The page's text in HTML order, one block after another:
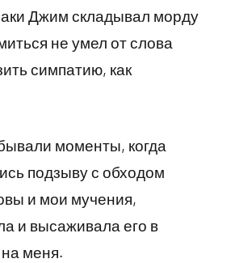
Джим складывал морду
не умел от слова
симпатию, как
моменты, когда
подзыву с обходом
и мои мучения,
и высаживала его в
меня.